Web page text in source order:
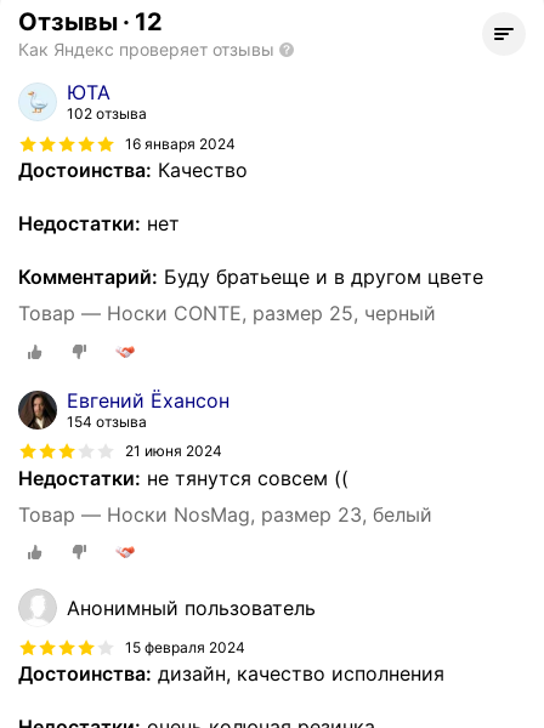
Отзывы · 12
Как Яндекс проверяет отзывы
ЮТА
102 отзыва
16 января 2024
Достоинства: Качество
Недостатки: нет
Комментарий: Буду братьеще и в другом цвете
Товар — Носки CONTE, размер 25, черный
Евгений Ёхансон
154 отзыва
21 июня 2024
Недостатки: не тянутся совсем ((
Товар — Носки NosMag, размер 23, белый
Анонимный пользователь
15 февраля 2024
Достоинства: дизайн, качество исполнения